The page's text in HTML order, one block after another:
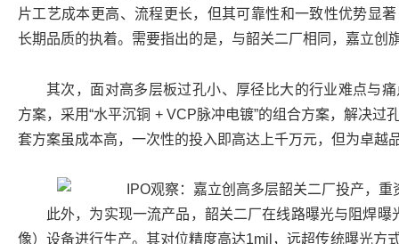
片工艺成本更高、流程更长，但其可靠性和一致性优势显
长期品质的执着。需要指出的是，与韶关二厂相同，嘉立创
其次，面对高多层板过孔小、厚径比大的行业难点与
方案，采用“水平沉铜 + VCP脉冲电镀”的组合方案，解决过
套方案虽成本高，一次性的投入即高达上千万元，但为卓越
此外，为实现一流产品，韶关二厂在线路曝光与阻焊
像）设备进行生产。其对位精度高达1mil，远超传统曝光方